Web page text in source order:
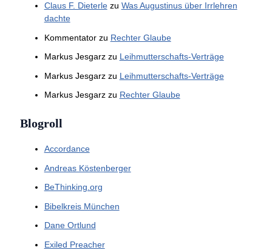
Claus F. Dieterlezu Was Augustinus über Irrlehren
dachte
Kommentatorzu Rechter Glaube
Markus Jesgarzzu Leihmutterschafts-Verträge
Markus Jesgarzzu Leihmutterschafts-Verträge
Markus Jesgarzzu Rechter Glaube
Blogroll
Accordance
Andreas Köstenberger
BeThinking.org
Bibelkreis München
Dane Ortlund
Exiled Preacher